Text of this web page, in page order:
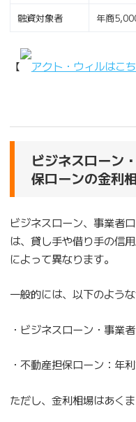
融資対象者 年商
【 アクト・ウィルはこ
ビジネスローン
保ローンの金利
ビジネスローン、事業者
は、貸し手や借り手の信
によって異なります。
一般的には、以下のような
・ビジネスローン・事業
・不動産担保ローン：年
ただし、金利相場はあくま